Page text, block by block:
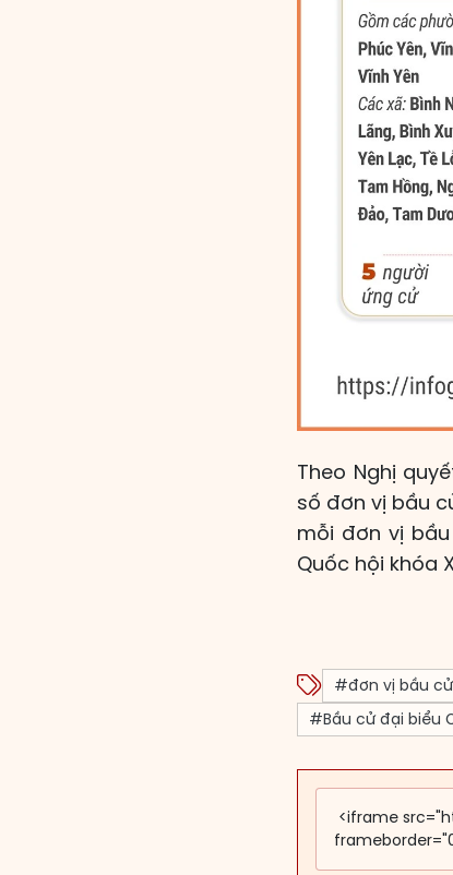
Theo Nghị
số đơn vị bầu
mỗi đơn vị
Quốc hội khóa
#đơn vị bầu
#Bầu cử đại biểu